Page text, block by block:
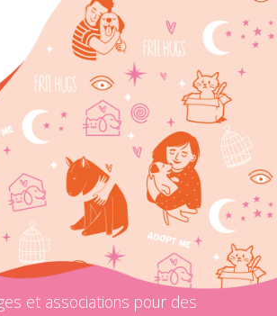
et associations pour des